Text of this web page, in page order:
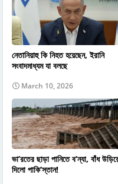
নেতানিয়াহু কি নিহত হয়েছেন, ইরানি
সংবাদমাধ্যম যা বলছে
March 10, 2026
ভা’রতের ছাড়া পানিতে ব’ন্যা, বাঁধ
দিলো পাকি’স্তান!